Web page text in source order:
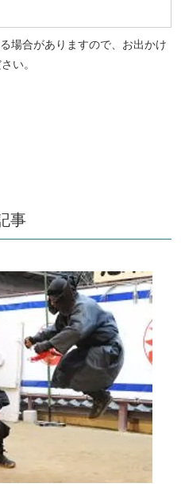
場合がありますので、お出かけ
い。
事